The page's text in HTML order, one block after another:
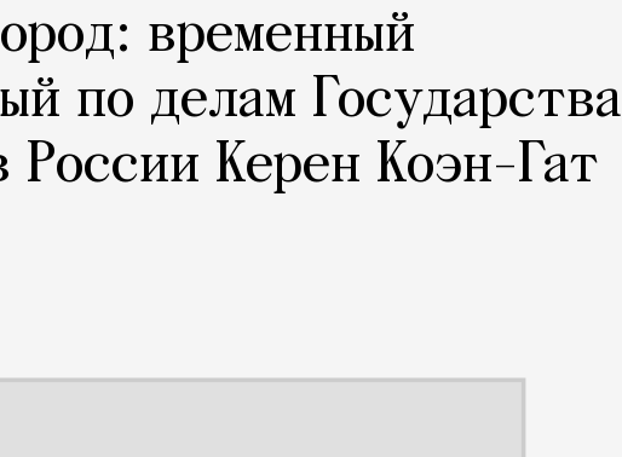
временный
по делам Государства
России Керен Коэн-Гат